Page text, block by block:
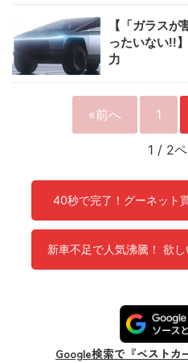
【「ガラス
ったいない!!
力
«前へ 1
1 / 2
40秒で完了！グーネット
新車不足で人気沸騰！ 欲
Google検索で『ベストカ